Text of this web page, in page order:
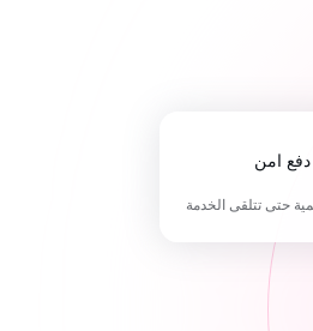
دفع امن
حتى تتلقى الخدمة